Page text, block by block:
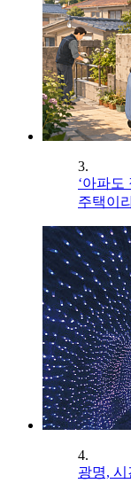
3.
‘아파
주택이
4.
광명,